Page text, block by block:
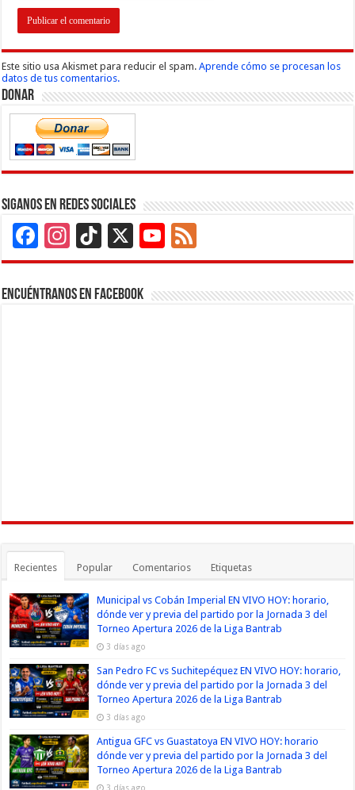
Este sitio usa Akismet para reducir el spam.Aprende cómo se procesan los
datos de tus comentarios.
Donar
Siganos en Redes Sociales
Facebook
Instagram
TikTok
X
YouTube
Channel
Encuéntranos en Facebook
Recientes Popular Comentarios Etiquetas
Municipal vs Cobán Imperial EN VIVO HOY: horario,
dónde ver y previa del partido por la Jornada 3 del
Torneo Apertura 2026 de la Liga Bantrab
3 días ago
San Pedro FC vs Suchitepéquez EN VIVO HOY: horario,
dónde ver y previa del partido por la Jornada 3 del
Torneo Apertura 2026 de la Liga Bantrab
3 días ago
Antigua GFC vs Guastatoya EN VIVO HOY: horario
dónde ver y previa del partido por la Jornada 3 del
Torneo Apertura 2026 de la Liga Bantrab
3 días ago